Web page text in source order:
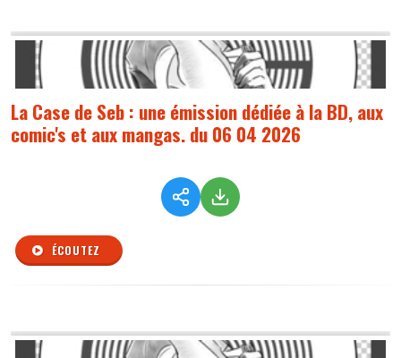
La Case de Seb : une émission dédiée à la BD, aux
comic's et aux mangas. du 06 04 2026
ÉCOUTEZ